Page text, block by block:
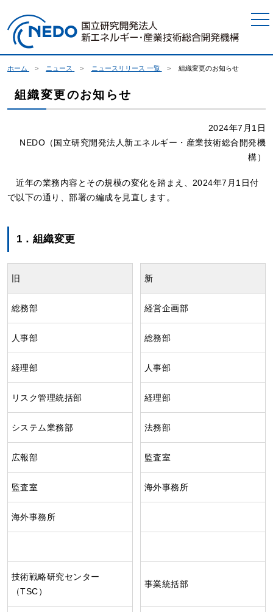
ホーム ニュース ニュースリリース 一覧 組織変更のお知らせ
組織変更のお知らせ
2024年7月1日
NEDO（国立研究開発法人新エネルギー・産業技術総合開発機
構）
近年の業務内容とその規模の変化を踏まえ、2024年7月1日付
で以下の通り、部署の編成を見直します。
1．組織変更
旧 新
総務部 経営企画部
人事部 総務部
経理部 人事部
リスク管理統括部 経理部
システム業務部 法務部
広報部 監査室
監査室 海外事務所
海外事務所
技術戦略研究センター
（TSC）
事業統括部